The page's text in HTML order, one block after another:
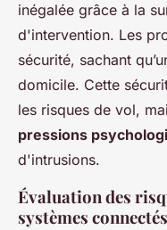
inégalée grâce à la
d'intervention. Les
sécurité, sachant
domicile. Cette
les risques de vol,
pressions
d'intrusions.
Évaluation des
systèmes connectés